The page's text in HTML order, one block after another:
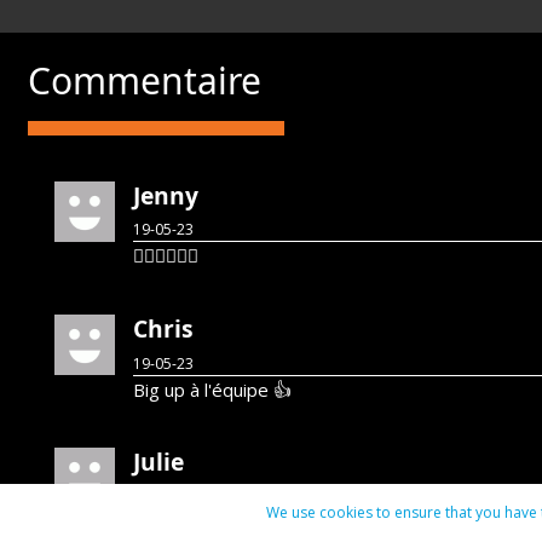
Commentaire
Jenny
19-05-23
👍🏽👍🏽👍🏽
Chris
19-05-23
Big up à l'équipe 👍
Julie
We use cookies to ensure that you